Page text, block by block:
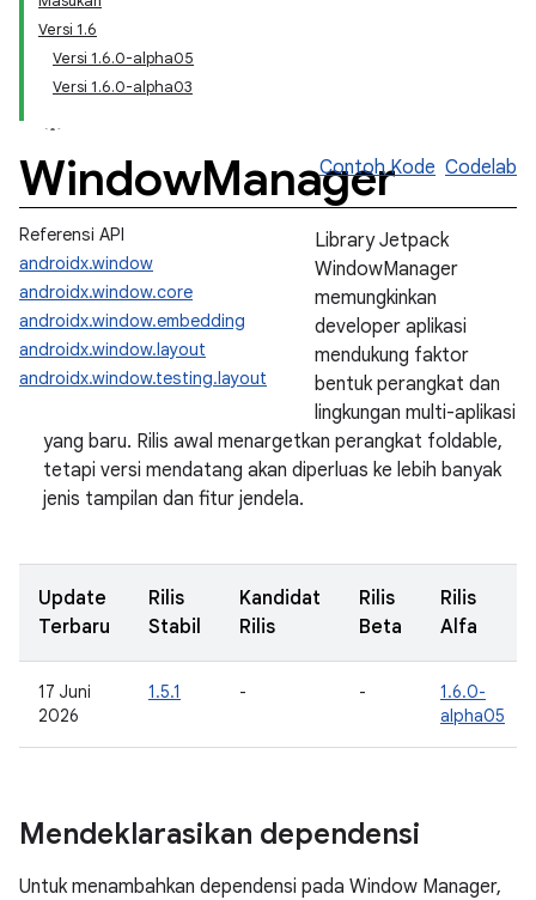
Versi 1.6
Versi 1.6.0-alpha05
Versi 1.6.0-alpha03
WindowManager
Contoh Kode Codelab
Referensi API
androidx.window
androidx.window.core
androidx.window.embedding
androidx.window.layout
androidx.window.testing.layout
Library Jetpack
WindowManager
memungkinkan
developer aplikasi
mendukung faktor
bentuk perangkat dan
lingkungan multi-aplikasi
yang baru. Rilis awal menargetkan perangkat foldable,
tetapi versi mendatang akan diperluas ke lebih banyak
jenis tampilan dan fitur jendela.
Update
Terbaru
Rilis
Stabil
Kandidat
Rilis
Rilis
Beta
Rilis
Alfa
17 Juni
2026
1.5.1 - -
1.6.0-
alpha05
Mendeklarasikan dependensi
Untuk menambahkan dependensi pada Window Manager,